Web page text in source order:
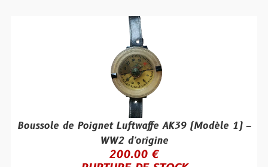
Boussole de Poignet Luftwaffe AK39 (Modèle 1) –
WW2 d'origine
200.00 €